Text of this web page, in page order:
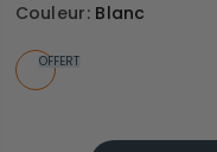
Couleur: Blanc
OFFERT